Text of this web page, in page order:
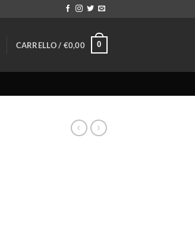
CARRELLO / €0,00 0